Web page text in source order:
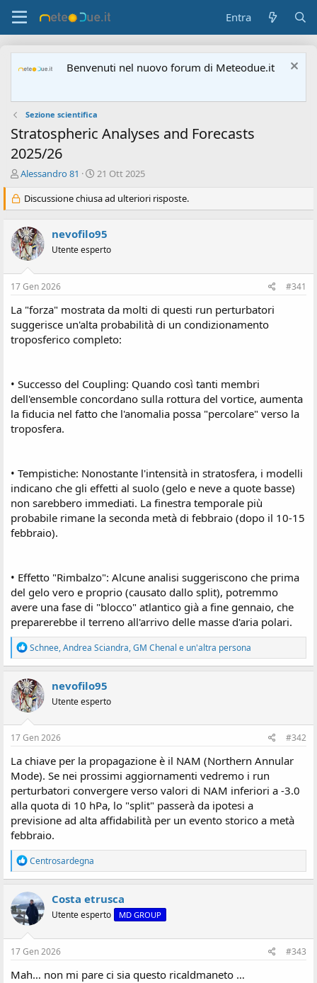
Entra
Benvenuti nel nuovo forum di Meteodue.it
Sezione scientifica
Stratospheric Analyses and Forecasts
2025/26
A
t
o
e
d
i
s
c
s
s
i
Alessandro 81
D
t
a
'
i
i
o
21 Ott 2025
Discussione chiusa ad ulteriori risposte.
nevofilo95
Utente esperto
17 Gen 2026 #341
La "forza" mostrata da molti di questi run perturbatori
suggerisce un'alta probabilità di un condizionamento
troposferico completo:
• Successo del Coupling: Quando così tanti membri
dell'ensemble concordano sulla rottura del vortice, aumenta
la fiducia nel fatto che l'anomalia possa "percolare" verso la
troposfera.
• Tempistiche: Nonostante l'intensità in stratosfera, i modelli
indicano che gli effetti al suolo (gelo e neve a quote basse)
non sarebbero immediati. La finestra temporale più
probabile rimane la seconda metà di febbraio (dopo il 10-15
febbraio).
• Effetto "Rimbalzo": Alcune analisi suggeriscono che prima
del gelo vero e proprio (causato dallo split), potremmo
avere una fase di "blocco" atlantico già a fine gennaio, che
preparerebbe il terreno all'arrivo delle masse d'aria polari.
R
e
a
z
i
o
n
i
:
Schnee,Andrea Sciandra,GM Chenal e un'altra persona
nevofilo95
Utente esperto
17 Gen 2026 #342
La chiave per la propagazione è il NAM (Northern Annular
Mode). Se nei prossimi aggiornamenti vedremo i run
perturbatori convergere verso valori di NAM inferiori a -3.0
alla quota di 10 hPa, lo "split" passerà da ipotesi a
previsione ad alta affidabilità per un evento storico a metà
febbraio.
R
e
a
z
i
n
i
:
Centrosardegna
Costa etrusca
Utente esperto MD GROUP
17 Gen 2026 #343
Mah… non mi pare ci sia questo ricaldmaneto …